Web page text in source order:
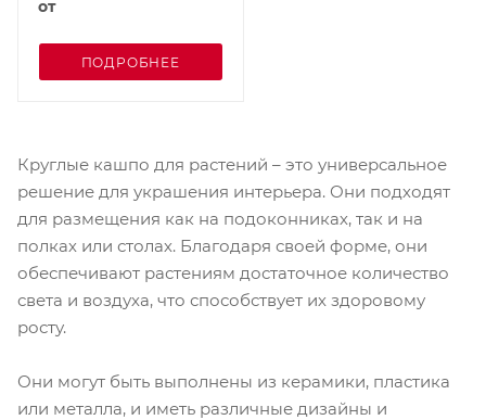
от
ПОДРОБНЕЕ
Круглые кашпо для растений – это универсальное
решение для украшения интерьера. Они подходят
для размещения как на подоконниках, так и на
полках или столах. Благодаря своей форме, они
обеспечивают растениям достаточное количество
света и воздуха, что способствует их здоровому
росту.
Они могут быть выполнены из керамики, пластика
или металла, и иметь различные дизайны и